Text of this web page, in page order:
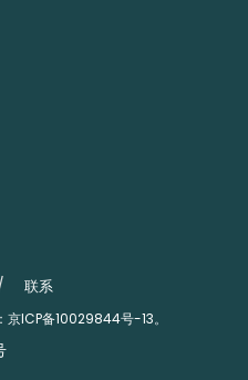
联系
京ICP备10029844号-13。